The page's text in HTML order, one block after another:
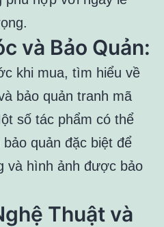
và Bảo Quản:
khi mua, tìm hiểu về
bảo quản tranh mã
số tác phẩm có thể
quản đặc biệt để
và hình ảnh được bảo
Thuật và